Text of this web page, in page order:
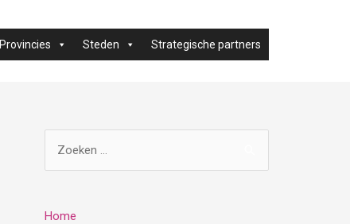
Provincies Steden Strategische partners
k
Home